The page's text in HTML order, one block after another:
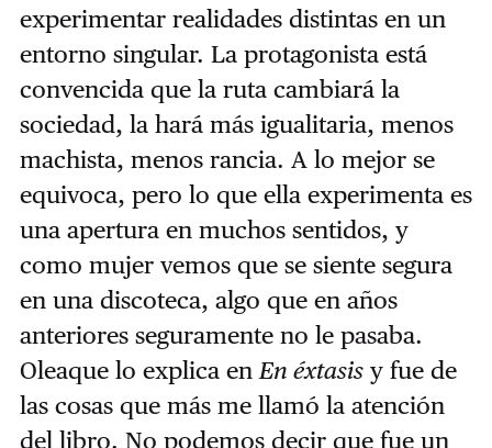
experimentar realidades distintas en un
entorno singular. La protagonista está
convencida que la ruta cambiará la
sociedad, la hará más igualitaria, menos
machista, menos rancia. A lo mejor se
equivoca, pero lo que ella experimenta es
una apertura en muchos sentidos, y
como mujer vemos que se siente segura
en una discoteca, algo que en años
anteriores seguramente no le pasaba.
Oleaque lo explica en En éxtasisy fue de
las cosas que más me llamó la atención
del libro. No podemos decir que fue un